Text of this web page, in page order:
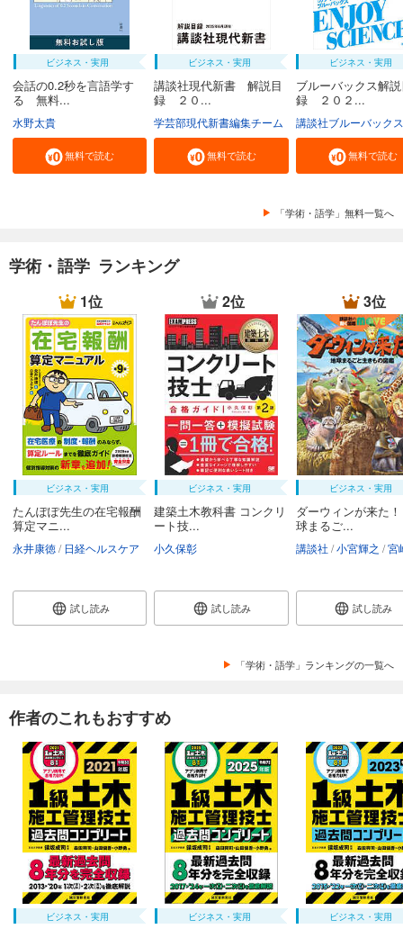
ビジネス・実用
会話の0.2秒を言語学す
る 無料...
水野太貴
無料で読む
ビジネス・実用
講談社現代新書 解説目
録 ２０...
学芸部現代新書編集チーム
無料で読む
ビジネス・実用
ブルーバックス解
録 ２０２...
講談社ブルーバックス
無料で読む
「学術・語学」無料一覧へ
学術・語学 ランキング
1位
ビジネス・実用
たんぽぽ先生の在宅報酬
算定マニ...
永井康徳 日経ヘルスケア
試し読み
2位
ビジネス・実用
建築土木教科書 コンクリ
ート技...
小久保彰
試し読み
3位
ビジネス・実用
ダーウィンが来た
球まるご...
講談社 小宮輝之 宮崎
試し読み
「学術・語学」ランキングの一覧へ
作者のこれもおすすめ
ビジネス・実用 ビジネス・実用 ビジネス・実用